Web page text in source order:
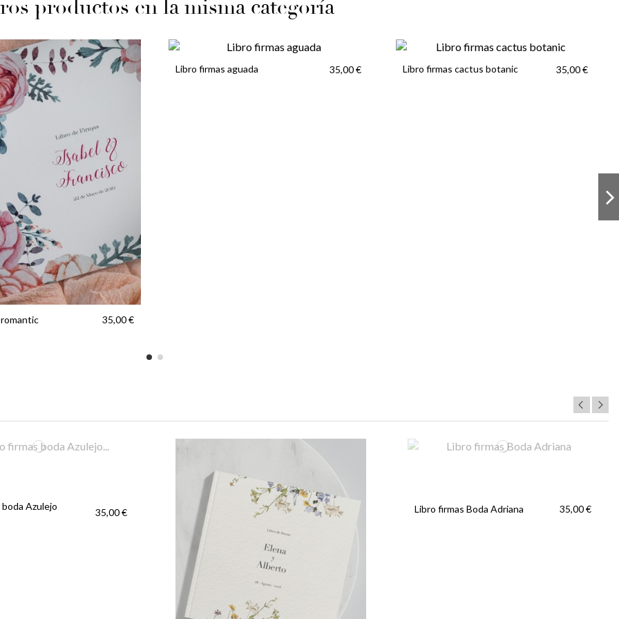
productos en la misma categoría
35,00 €
Libro firmas aguada 35,00 € Libro firmas cactus botanic 35,00 €
Azulejo 35,00 € Libro firmas Boda Adriana 35,00 €